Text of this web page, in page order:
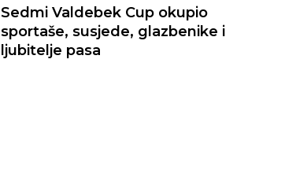
Sedmi Valdebek Cup okupio
sportaše, susjede, glazbenike i
ljubitelje pasa